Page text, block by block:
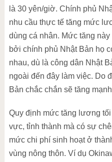
là 30 yên/giờ. Chính phủ
nhu cầu thực tế tăng mức
dùng cá nhân. Mức tăng
bởi chính phủ Nhật Bản họ
nhau, dù là công dân Nhật
ngoài đến đây làm việc. Do
Bản chắc chắn sẽ tăng
Quy định mức tăng lương
vực, tỉnh thành mà có sự
mức chi phí sinh hoạt ở
vùng nông thôn. Ví dụ